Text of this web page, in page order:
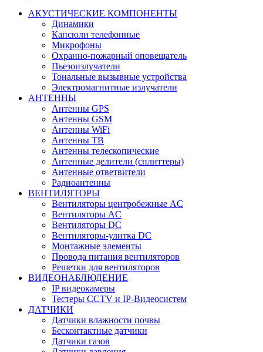
АКУСТИЧЕСКИЕ КОМПОНЕНТЫ
Динамики
Капсюли телефонные
Микрофоны
Охранно-пожарный оповещатель
Пьезоизлучатели
Тональные вызывные устройства
Электромагнитные излучатели
АНТЕННЫ
Антенны GPS
Антенны GSM
Антенны WiFi
Антенны ТВ
Антенны телескопические
Антенные делители (сплиттеры)
Антенные ответвители
Радиоантенны
ВЕНТИЛЯТОРЫ
Вентиляторы центробежные AC
Вентиляторы AC
Вентиляторы DC
Вентиляторы-улитка DC
Монтажные элементы
Провода питания вентиляторов
Решетки для вентиляторов
ВИДЕОНАБЛЮДЕНИЕ
IP видеокамеры
Тестеры CCTV и IP-Видеосистем
ДАТЧИКИ
Датчики влажности почвы
Бесконтактные датчики
Датчики газов